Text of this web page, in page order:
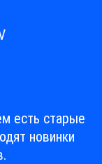
есть старые
новинки